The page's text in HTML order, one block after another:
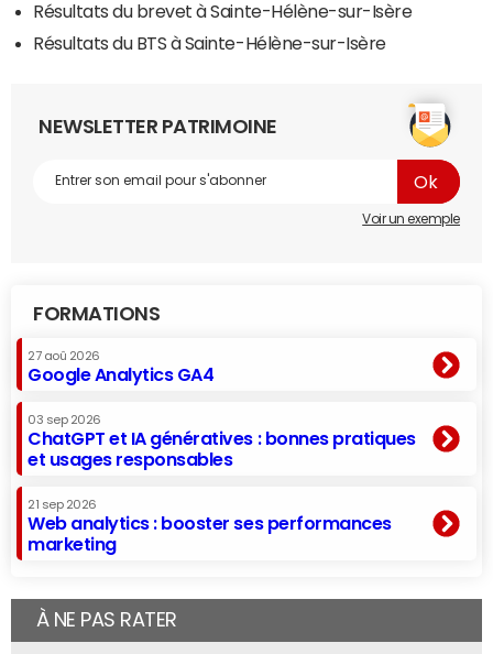
Résultats du brevet à Sainte-Hélène-sur-Isère
Résultats du BTS à Sainte-Hélène-sur-Isère
NEWSLETTER PATRIMOINE
Voir un exemple
FORMATIONS
27 aoû 2026
Google Analytics GA4
03 sep 2026
ChatGPT et IA génératives : bonnes pratiques
et usages responsables
21 sep 2026
Web analytics : booster ses performances
marketing
À NE PAS RATER